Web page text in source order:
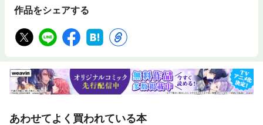
作品をシェアする
あわせてよく買われている本